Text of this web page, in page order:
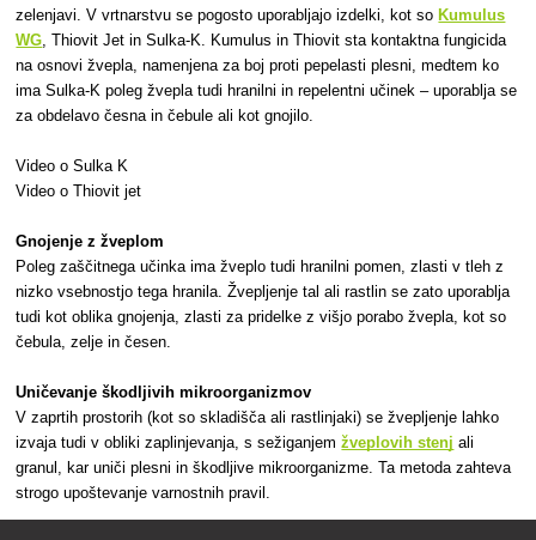
zelenjavi. V vrtnarstvu se pogosto uporabljajo izdelki, kot so Kumulus
WG , Thiovit Jet in Sulka-K. Kumulus in Thiovit sta kontaktna fungicida
na osnovi žvepla, namenjena za boj proti pepelasti plesni, medtem ko
ima Sulka-K poleg žvepla tudi hranilni in repelentni učinek – uporablja se
za obdelavo česna in čebule ali kot gnojilo.
Video o Sulka K
Video o Thiovit jet
Gnojenje z žveplom
Poleg zaščitnega učinka ima žveplo tudi hranilni pomen, zlasti v tleh z
nizko vsebnostjo tega hranila. Žvepljenje tal ali rastlin se zato uporablja
tudi kot oblika gnojenja, zlasti za pridelke z višjo porabo žvepla, kot so
čebula, zelje in česen.
Uničevanje škodljivih mikroorganizmov
V zaprtih prostorih (kot so skladišča ali rastlinjaki) se žvepljenje lahko
izvaja tudi v obliki zaplinjevanja, s sežiganjemžveplovih stenj ali
granul, kar uniči plesni in škodljive mikroorganizme. Ta metoda zahteva
strogo upoštevanje varnostnih pravil.